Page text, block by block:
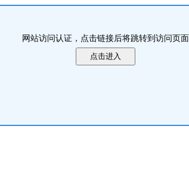
网站访问认证，点击链接后将跳转到访问页面